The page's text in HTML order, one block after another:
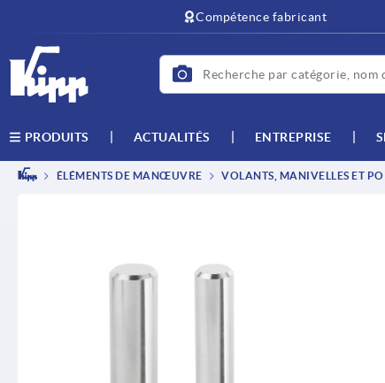
Compétence fabricant
PRODUITS ACTUALITÉS ENTREPRISE
ÉLÉMENTS DE MANŒUVRE VOLANTS, MANIVELLES ET